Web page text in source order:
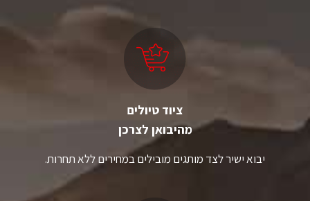
האפשרויות
ניתן
לבחור
האפשרויות
המוצר
ציוד טיולים
מהיבואן לצרכן
יבוא ישיר לצד מותגים מובילים במחירים ללא תחרות.